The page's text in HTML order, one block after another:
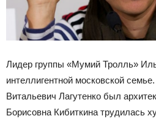
Лидер группы «Мумий Тролль»
интеллигентной московской
Витальевич Лагутенко был
Борисовна Кибиткина трудилась